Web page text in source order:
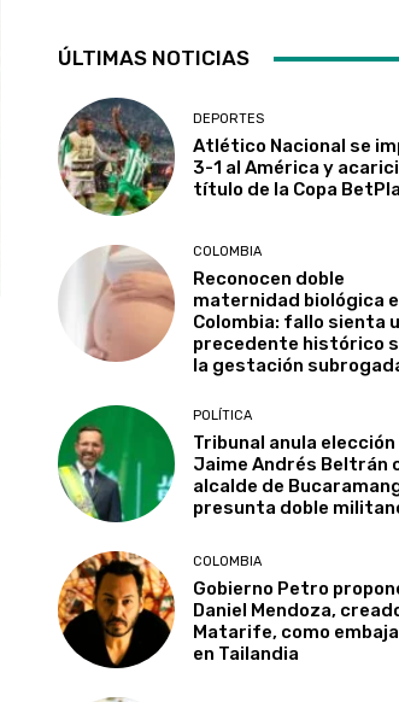
ÚLTIMAS NOTICIAS
DEPORTES
Atlético Nacional se
3-1 al América y
título de la Copa
COLOMBIA
Reconocen doble
maternidad biológica
Colombia: fallo sienta
precedente histórico
la gestación
POLÍTICA
Tribunal anula elección
Jaime Andrés Beltrán
alcalde de
presunta doble
COLOMBIA
Gobierno Petro
Daniel Mendoza,
Matarife, como
en Tailandia